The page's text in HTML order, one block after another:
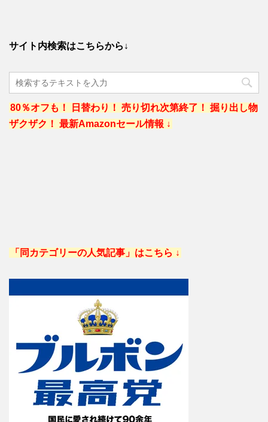
サイト内検索はこちらから↓
80％オフも！ 日替わり！ 売り切れ次第終了！ 掘り出し物
ザクザク！ 最新Amazonセール情報 ↓
「同カテゴリーの人気記事」はこちら ↓